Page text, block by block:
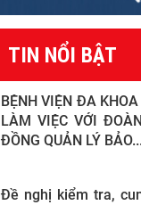
TIN NỔI BẬT
BỆNH VIỆN ĐA
LÀM VIỆC VỚI
ĐỒNG QUẢN LÝ
Đề nghị kiểm tra,